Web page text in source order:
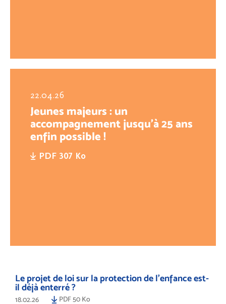
22.04.26
Jeunes majeurs : un
accompagnement jusqu’à 25 ans
enfin possible !
PDF 307 Ko
Le projet de loi sur la protection de l’enfance est-
il déjà enterré ?
18.02.26 PDF 50 Ko